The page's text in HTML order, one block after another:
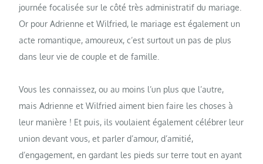
journée focalisée sur le côté très administratif du mariage.
Or pour Adrienne et Wilfried, le mariage est également un
acte romantique, amoureux, c’est surtout un pas de plus
dans leur vie de couple et de famille.
Vous les connaissez, ou au moins l’un plus que l’autre,
mais Adrienne et Wilfried aiment bien faire les choses à
leur manière ! Et puis, ils voulaient également célébrer leur
union devant vous, et parler d’amour, d’amitié,
d’engagement, en gardant les pieds sur terre tout en ayant